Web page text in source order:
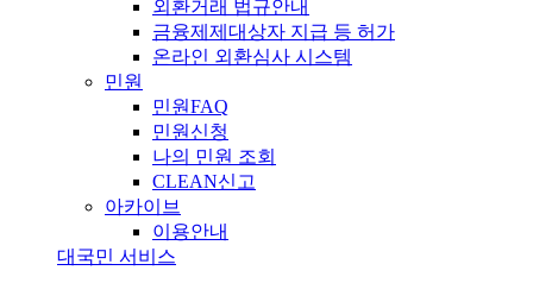
외환거래 법규안내
금융제제대상자 지급 등 허가
온라인 외환심사 시스템
민원
민원FAQ
민원신청
나의 민원 조회
CLEAN신고
아카이브
이용안내
대국민 서비스